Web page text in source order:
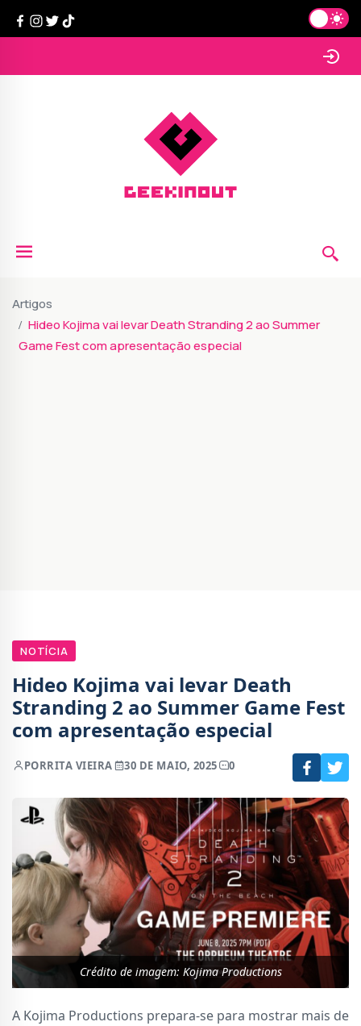
Artigos
Hideo Kojima vai levar Death Stranding 2 ao Summer
Game Fest com apresentação especial
NOTÍCIA
Hideo Kojima vai levar Death
Stranding 2 ao Summer Game Fest
com apresentação especial
PORRITA VIEIRA 30 DE MAIO, 2025 0
Crédito de imagem: Kojima Productions
A Kojima Productions prepara-se para mostrar mais de